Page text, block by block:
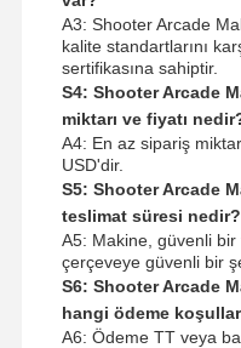
A3: Shooter Arcade
kalite standartlarını
sertifikasına sahiptir.
S4: Shooter Arcade
miktarı ve fiyatı
A4: En az sipariş
USD'dir.
S5: Shooter Arcade
teslimat süresi nedir?
A5: Makine, güvenli
çerçeveye güvenli bir
S6: Shooter Arcade
hangi ödeme
A6: Ödeme TT veya